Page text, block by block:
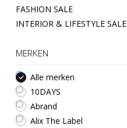
FASHION SALE
INTERIOR & LIFESTYLE SALE
MERKEN
Alle merken
10DAYS
Abrand
Alix The Label